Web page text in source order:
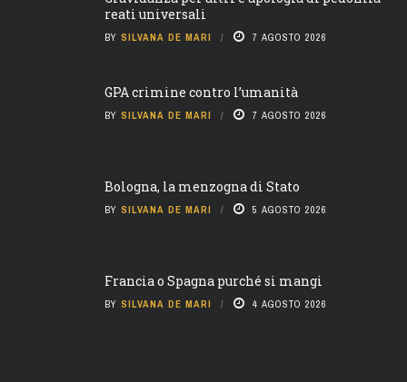
reati universali
BY SILVANA DE MARI 7 AGOSTO 2026
GPA crimine contro l’umanità
BY SILVANA DE MARI 7 AGOSTO 2026
Bologna, la menzogna di Stato
BY SILVANA DE MARI 5 AGOSTO 2026
Francia o Spagna purché si mangi
BY SILVANA DE MARI 4 AGOSTO 2026